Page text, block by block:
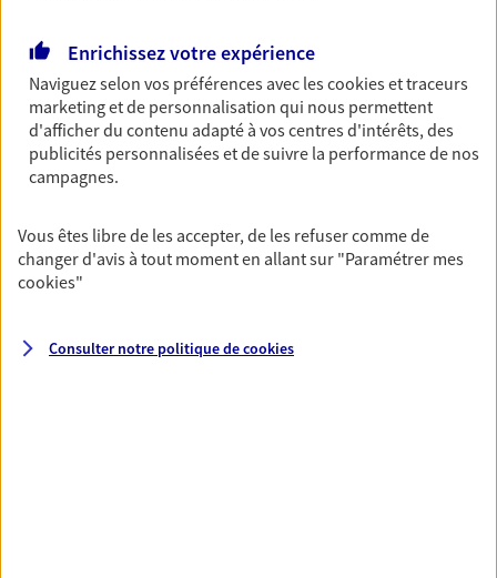
Retraite
Préparez sereinement ce nouveau chapitre de
votre vie avec les conseils d'un expert. Découvrez
notre solution PER (Plan Epargne Retraite)
spécialement conçue pour la retraite.
Découvrir l'offre Retraite
Prévoyance
d'accident ou de maladie en optant pour les
Enrichissez votre expérience
Naviguez selon vos préférences avec lescookies et traceurs
marketing et de personnalisation qui nous permettent
d'afficher du contenu adapté à vos centres d'intérêts, des
publicités personnalisées et de suivre la performance de nos
campagnes.
Vous êtes libre de les accepter, de les refuser comme de
changer d'avis à tout moment en allant sur "Paramétrer mes
cookies"
Consulter notre politique decookies